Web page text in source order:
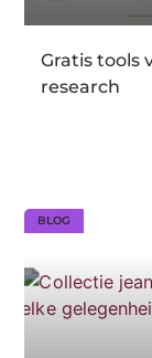
Gratis tools
research
BLOG